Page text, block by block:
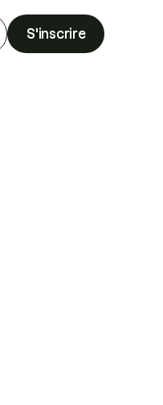
S'inscrire